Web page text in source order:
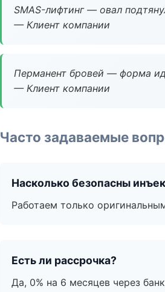
SMAS-лифтинг — овал
— Клиент компании
Перманент бровей — форма
— Клиент компании
Часто задаваемые
Насколько безопасны
Работаем только
Есть ли рассрочка?
Да, 0% на 6 месяцев через